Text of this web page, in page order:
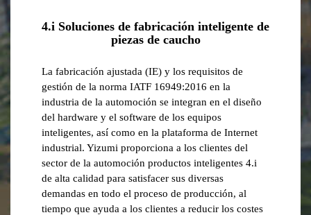
4.i Soluciones de fabricación inteligente de
piezas de caucho
La fabricación ajustada (IE) y los requisitos de
gestión de la norma IATF 16949:2016 en la
industria de la automoción se integran en el diseño
del hardware y el software de los equipos
inteligentes, así como en la plataforma de Internet
industrial. Yizumi proporciona a los clientes del
sector de la automoción productos inteligentes 4.i
de alta calidad para satisfacer sus diversas
demandas en todo el proceso de producción, al
tiempo que ayuda a los clientes a reducir los costes